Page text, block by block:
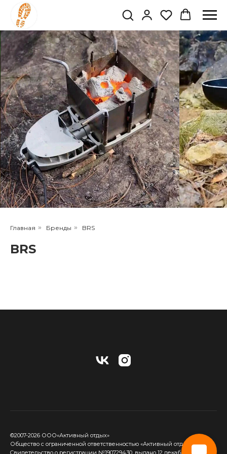
Главная » Бренды » BRS
BRS
©2007-2026 ООО«Активный отдых»
Общество с ограниченной ответственностью «Активный отдых»
Cвидетельство о регистрации №190729430, выдано 12 декабря 2017